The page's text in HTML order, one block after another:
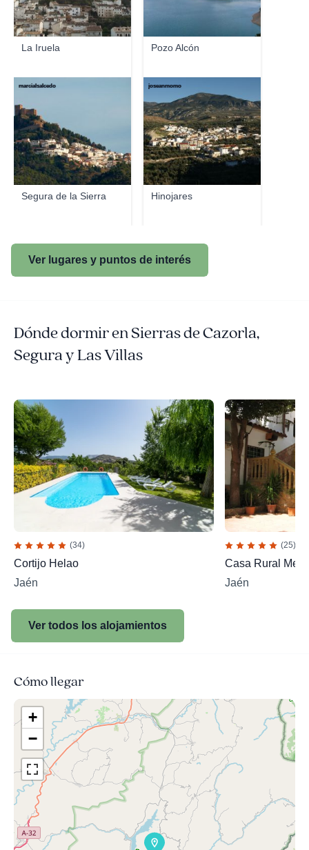
La Iruela Pozo Alcón
Segura de la Sierra
marcialsalcedo
Hinojares
joseanmomo
Ver lugares y puntos de interés
Dónde dormir en Sierras de Cazorla,
Segura y Las Villas
(34)
Cortijo Helao
Jaén
(25)
Casa Rural
Jaén
Ver todos los alojamientos
Cómo llegar
+
−